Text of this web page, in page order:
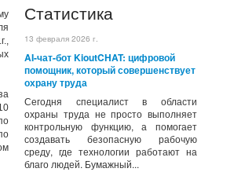
Статистика
13 февраля 2026 г.
AI-чат-бот KioutCHAT: цифровой
помощник, который совершенствует
охрану труда
Сегодня специалист в области
охраны труда не просто выполняет
контрольную функцию, а помогает
создавать безопасную рабочую
среду, где технологии работают на
благо людей. Бумажный...